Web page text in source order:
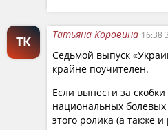
ТК
Татьяна Коровина 16:38
Седьмой выпуск
крайне поучителен.
Если вынести за
национальных
этого ролика (а также